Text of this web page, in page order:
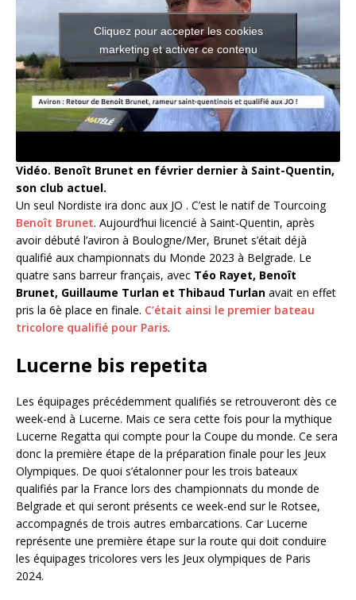
Cliquez pour accepter les cookies
marketing et activer ce contenu
Vidéo. Benoît Brunet en février dernier à Saint-Quentin,
son club actuel.
Un seul Nordiste ira donc aux JO . C’est le natif de Tourcoing
Benoît Brunet. Aujourd’hui licencié à Saint-Quentin, après
avoir débuté l’aviron à Boulogne/Mer, Brunet s’était déjà
qualifié aux championnats du Monde 2023 à Belgrade. Le
quatre sans barreur français, avec Téo Rayet, Benoît
Brunet, Guillaume Turlan et Thibaud Turlan avait en effet
pris la 6è place en finale. C’était ainsi le premier bateau
tricolore qualifié pour Paris.
Lucerne bis repetita
Les équipages précédemment qualifiés se retrouveront dès ce
week-end à Lucerne. Mais ce sera cette fois pour la mythique
Lucerne Regatta qui compte pour la Coupe du monde. Ce sera
donc la première étape de la préparation finale pour les Jeux
Olympiques. De quoi s’étalonner pour les trois bateaux
qualifiés par la France lors des championnats du monde de
Belgrade et qui seront présents ce week-end sur le Rotsee,
accompagnés de trois autres embarcations. Car Lucerne
représente une première étape sur la route qui doit conduire
les équipages tricolores vers les Jeux olympiques de Paris
2024.